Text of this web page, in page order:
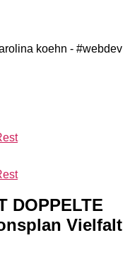
koehn - #webdev
DOPPELTE
Vielfalt